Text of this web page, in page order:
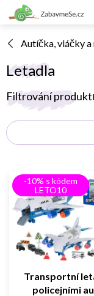
Přejít
na
Autíčka, vláčky a
Letadla
Filtrování
V
ý
p
i
o
-10% s kódem
LETO10
Transportní
policejními